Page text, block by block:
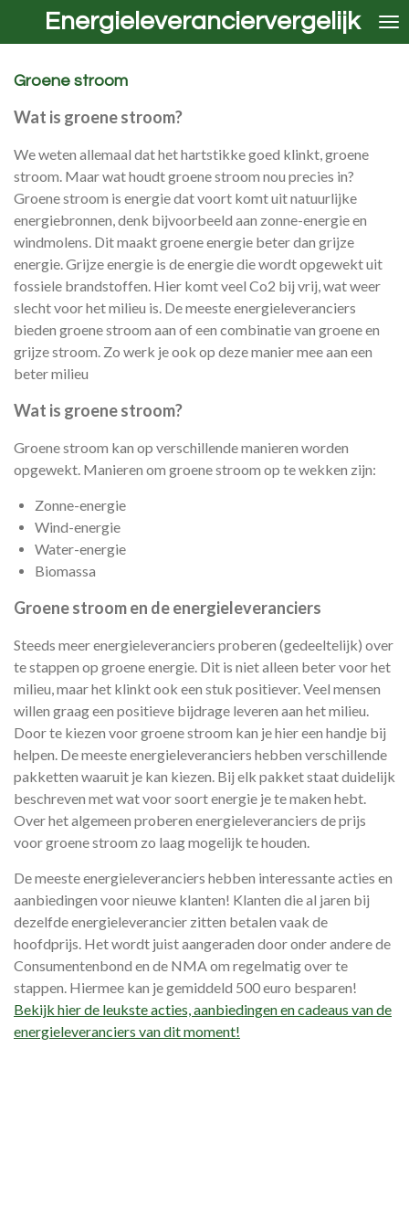
de
Energieleveranciervergelijk
Groene stroom
Wat is groene stroom?
We weten allemaal dat het hartstikke goed klinkt, groene
stroom. Maar wat houdt groene stroom nou precies in?
Groene stroom is energie dat voort komt uit natuurlijke
energiebronnen, denk bijvoorbeeld aan zonne-energie en
windmolens. Dit maakt groene energie beter dan grijze
energie. Grijze energie is de energie die wordt opgewekt uit
fossiele brandstoffen. Hier komt veel Co2 bij vrij, wat weer
slecht voor het milieu is. De meeste energieleveranciers
bieden groene stroom aan of een combinatie van groene en
grijze stroom. Zo werk je ook op deze manier mee aan een
beter milieu
Wat is groene stroom?
Groene stroom kan op verschillende manieren worden
opgewekt. Manieren om groene stroom op te wekken zijn:
Zonne-energie
Wind-energie
Water-energie
Biomassa
Groene stroom en de energieleveranciers
Steeds meer energieleveranciers proberen (gedeeltelijk) over
te stappen op groene energie. Dit is niet alleen beter voor het
milieu, maar het klinkt ook een stuk positiever. Veel mensen
willen graag een positieve bijdrage leveren aan het milieu.
Door te kiezen voor groene stroom kan je hier een handje bij
helpen. De meeste energieleveranciers hebben verschillende
pakketten waaruit je kan kiezen. Bij elk pakket staat duidelijk
beschreven met wat voor soort energie je te maken hebt.
Over het algemeen proberen energieleveranciers de prijs
voor groene stroom zo laag mogelijk te houden.
De meeste energieleveranciers hebben interessante acties en
aanbiedingen voor nieuwe klanten! Klanten die al jaren bij
dezelfde energieleverancier zitten betalen vaak de
hoofdprijs. Het wordt juist aangeraden door onder andere de
Consumentenbond en de NMA om regelmatig over te
stappen. Hiermee kan je gemiddeld 500 euro besparen!
Bekijk hier de leukste acties, aanbiedingen en cadeaus van de
energieleveranciers van dit moment!